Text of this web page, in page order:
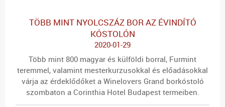
TÖBB MINT NYOLCSZÁZ BOR AZ ÉVINDÍTÓ
KÓSTOLÓN
2020-01-29
Több mint 800 magyar és külföldi borral, Furmint
teremmel, valamint mesterkurzusokkal és előadásokkal
várja az érdeklődőket a Winelovers Grand borkóstoló
szombaton a Corinthia Hotel Budapest termeiben.